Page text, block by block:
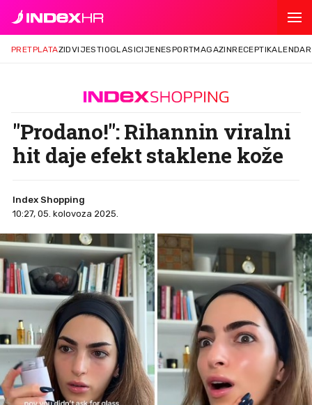
PRETPLATAZIDVIJESTIOGLASICIJENESPORTMAGAZINRECEPTIKALENDAR
"Prodano!": Rihannin viralni
hit daje efekt staklene kože
Index Shopping
10:27, 05. kolovoza 2025.